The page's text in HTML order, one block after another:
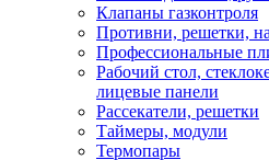
Клапаны газконтроля
Противни, решетки,
Профессиональные
Рабочий стол,
лицевые панели
Рассекатели, решетки
Таймеры, модули
Термопары